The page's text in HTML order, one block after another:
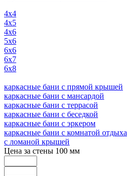
4х4
4х5
4х6
5х6
6х6
6х7
6х8
каркасные бани с прямой крышей
каркасные бани с мансардой
каркасные бани с террасой
каркасные бани с беседкой
каркасные бани с эркером
каркасные бани с комнатой отдыха
с ломаной крышей
Цена за стены 100 мм